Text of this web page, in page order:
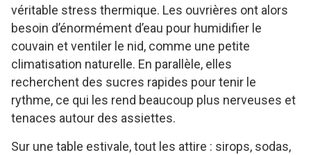
véritable stress thermique. Les ouvrières ont alors
besoin d’énormément d’eau pour humidifier le
couvain et ventiler le nid, comme une petite
climatisation naturelle. En parallèle, elles
recherchent des sucres rapides pour tenir le
rythme, ce qui les rend beaucoup plus nerveuses et
tenaces autour des assiettes.
Sur une table estivale, tout les attire : sirops, sodas,